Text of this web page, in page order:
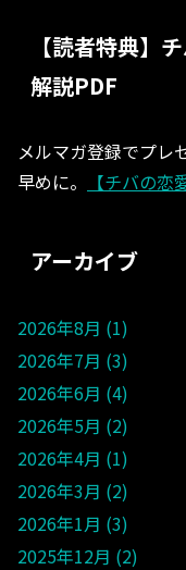
【読者特典】
解説PDF
メルマガ登録でプレ
早めに。
【チバの恋
アーカイブ
2026年8月 1
2026年7月 3
2026年6月 4
2026年5月 2
2026年4月 1
2026年3月 2
2026年1月 3
2025年12月 2